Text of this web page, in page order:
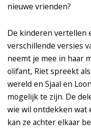
nieuwe vrienden?
De kinderen vertellen
verschillende versies
neemt je mee in haar
olifant, Riet spreekt
wereld en Sjaal en
mogelijk te zijn. De
wie wil ontdekken wat
kan ze achter elkaar